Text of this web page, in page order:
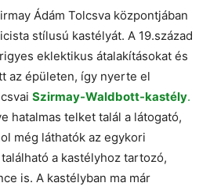
Ádám Tolcsva központjában
stílusú kastélyát. A 19.század
eklektikus átalakításokat és
az épületen, így nyerte el
Szirmay-Waldbott-kastély.
hatalmas telket talál a látogató,
még láthatók az egykori
a kastélyhoz tartozó,
is. A kastélyban ma már